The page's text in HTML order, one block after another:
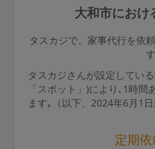
大和市におけ
タスカジで、家事代行を依
す
タスカジさんが設定してい
「スポット」)により､1時
ます｡（以下、2024年6月1日
定期依